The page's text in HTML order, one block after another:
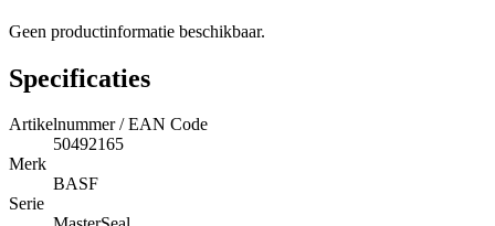
Geen productinformatie beschikbaar.
Specificaties
Artikelnummer / EAN Code
50492165
Merk
BASF
Serie